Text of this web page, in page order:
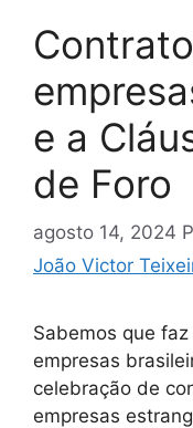
e a
de Foro
agosto 14, 2024
João Victor
Sabemos que
empresas
celebração de
empresas